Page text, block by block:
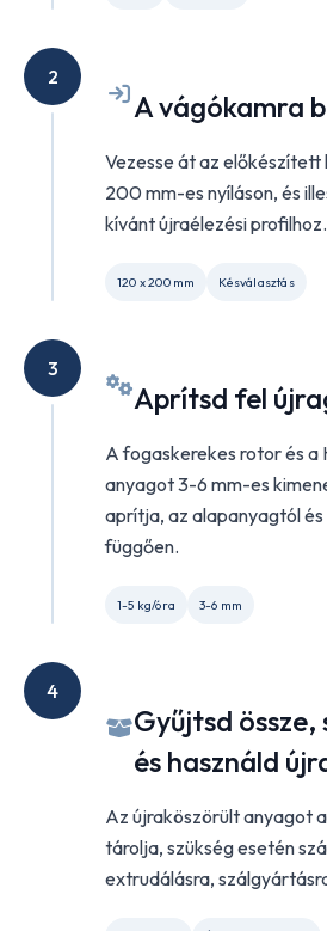
2
A vágókamra
Vezesse át az előkészített
200 mm-es nyíláson, és
kívánt újraélezési profilhoz.
120 x 200 mm Késválasztás
3
Aprítsd fel
A fogaskerekes rotor és a
anyagot 3-6 mm-es
aprítja, az alapanyagtól
függően.
1-5 kg/óra 3-6 mm
4
Gyűjtsd
és használd
Az újraköszörült anyagot
tárolja, szükség esetén
extrudálásra,